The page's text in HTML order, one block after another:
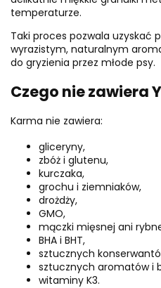
temperaturze.
Taki proces pozwala uzyskać
wyrazistym, naturalnym
do gryzienia przez młode psy.
Czego nie zawiera
Karma nie zawiera:
gliceryny,
zbóż i glutenu,
kurczaka,
grochu i ziemniaków,
drożdży,
GMO,
mączki mięsnej ani
BHA i BHT,
sztucznych
sztucznych aromatów i
witaminy K3.